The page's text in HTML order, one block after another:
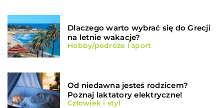
Dlaczego warto wybrać się do Grecji
na letnie wakacje?
Hobby/podróże i sport
Od niedawna jesteś rodzicem?
Poznaj laktatory elektryczne!
Człowiek i styl